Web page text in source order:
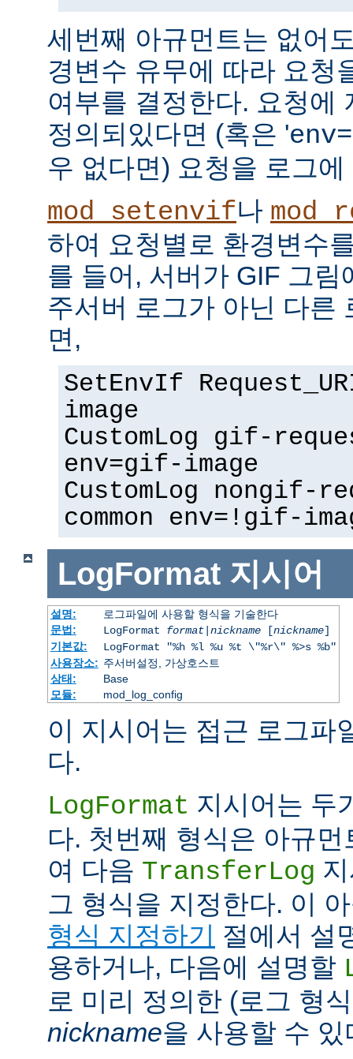
세번째 아규먼트는 없어
경변수 유무에 따라 요청
여부를 결정한다. 요청에
정의되있다면 (혹은 '
우 없다면) 요청을 로그
mod_setenvif나
하여 요청별로 환경변수
를 들어, 서버가 GIF 그
주서버 로그가 아닌 다른
면,
SetEnvIf
image
CustomLog gif-
env=gif-image
CustomLog nongif-
common env=!gif-
LogFormat 지시어
설명:
로그파일에 사용할 형식을 기술한다
문법:
LogFormat format| nickname[nickname]
기본값:
LogFormat "%h %l %u %t \"%r\" %>s %b"
사용장소: 주서버설정, 가상호스트
상태:
Base
모듈:
mod_log_config
이 지시어는 접근 로그파
다.
LogFormat 지시어는 두
다. 첫번째 형식은 아규
여 다음 TransferLog
그 형식을 지정한다. 이
형식 지정하기
절에서 설
용하거나, 다음에 설명할
로 미리 정의한 (로그 형
nickname을 사용할 수 있